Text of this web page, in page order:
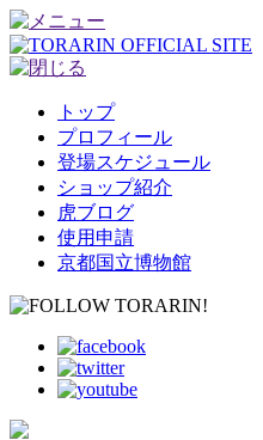
トップ
プロフィール
登場スケジュール
ショップ紹介
虎ブログ
使用申請
京都国立博物館